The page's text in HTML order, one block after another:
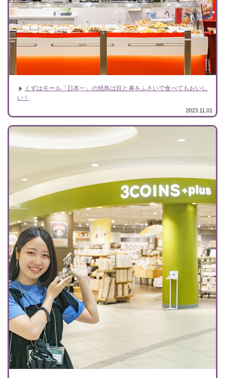
くずはモール「日本一」の焼鳥は目と鼻をふさいで食べてもおいし
い！
2023.11.01